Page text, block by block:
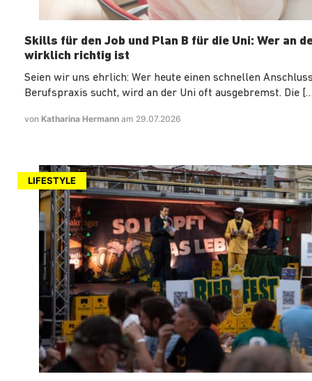
Skills für den Job und Plan B für die Uni: Wer an
wirklich richtig ist
Seien wir uns ehrlich: Wer heute einen schnellen
Berufspraxis sucht, wird an der Uni oft ausgebremst. Die
von Katharina Hermann am 29.07.2026
LIFESTYLE